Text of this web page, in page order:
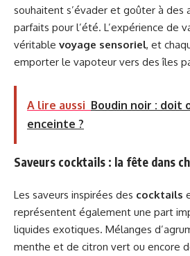
souhaitent s’évader et goûter à des
parfaits pour l’été. L’expérience de
véritable voyage sensoriel, et
emporter le vapoteur vers des îles
A lire aussi Boudin noir : doit
enceinte ?
Saveurs cocktails : la fête dans
Les saveurs inspirées des cocktails
représentent également une part
liquides exotiques. Mélanges
menthe et de citron vert ou encore